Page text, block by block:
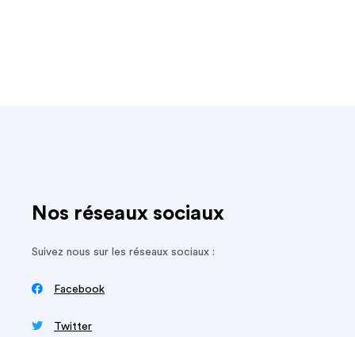
Nos réseaux sociaux
Suivez nous sur les réseaux sociaux :
 Facebook
 Twitter